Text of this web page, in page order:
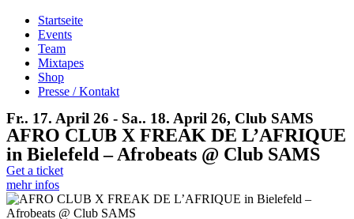
Startseite
Events
Team
Mixtapes
Shop
Presse / Kontakt
Fr.. 17. April 26 - Sa.. 18. April 26, Club SAMS
AFRO CLUB X FREAK DE L’AFRIQUE
in Bielefeld – Afrobeats @ Club SAMS
Get a ticket
mehr infos